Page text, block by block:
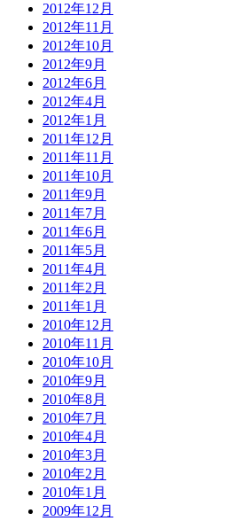
2012年12月
2012年11月
2012年10月
2012年9月
2012年6月
2012年4月
2012年1月
2011年12月
2011年11月
2011年10月
2011年9月
2011年7月
2011年6月
2011年5月
2011年4月
2011年2月
2011年1月
2010年12月
2010年11月
2010年10月
2010年9月
2010年8月
2010年7月
2010年4月
2010年3月
2010年2月
2010年1月
2009年12月